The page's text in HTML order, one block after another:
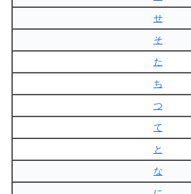
せ
そ
た
ち
つ
て
と
な